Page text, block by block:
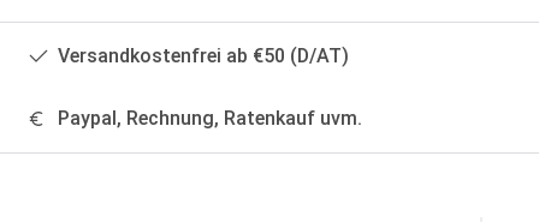
Versandkostenfrei ab €50 (D/AT)
Paypal, Rechnung, Ratenkauf uvm.